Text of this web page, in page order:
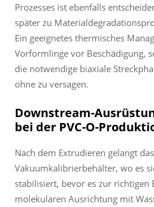
Prozesses ist ebenfalls
später zu
Ein geeignetes thermisches
Vorformlinge vor Beschädigung,
die notwendige biaxiale
ohne zu versagen.
Downstream-
bei der PVC-O-
Nach dem Extrudieren gelangt
Vakuumkalibrierbehälter, wo es
stabilisiert, bevor es zur richtigen
molekularen Ausrichtung mit